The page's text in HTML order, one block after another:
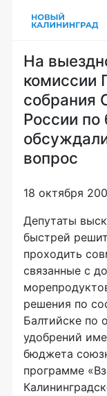
На
комиссии
собрания
России
вопрос
18 октября
Депутаты
быстрей
проходить
связанные с
решения по
Балтийске по
удобрений
бюджета
программе